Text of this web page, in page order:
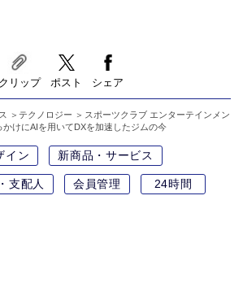
クリップ ポスト シェア
テクノロジー
スポーツクラブ エンターテインメン
かけにAIを用いてDXを加速したジムの今
イン 新商品・サービス
支配人 会員管理 24時間